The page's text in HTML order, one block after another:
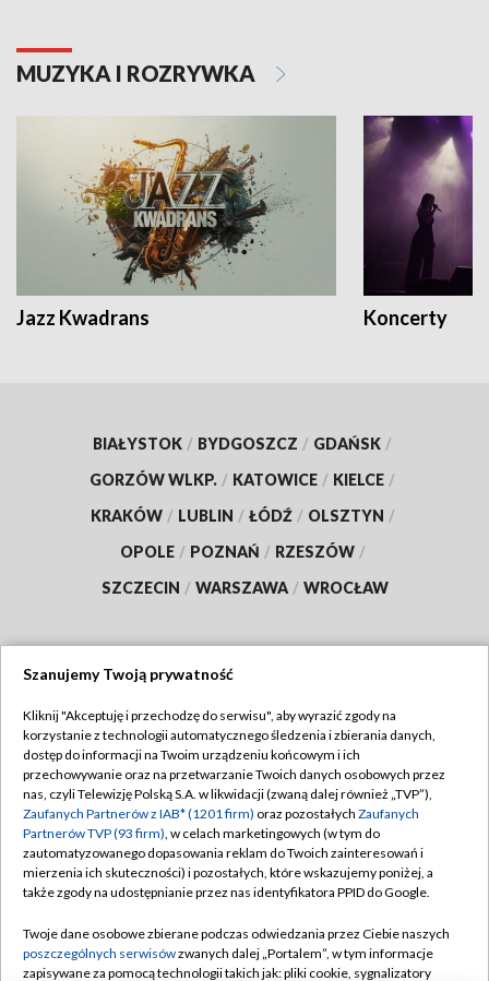
MUZYKA I ROZRYWKA
Jazz Kwadrans Koncerty
BIAŁYSTOK / BYDGOSZCZ / GDAŃSK /
GORZÓW WLKP. / KATOWICE / KIELCE /
KRAKÓW / LUBLIN / ŁÓDŹ / OLSZTYN /
OPOLE / POZNAŃ / RZESZÓW /
SZCZECIN / WARSZAWA / WROCŁAW
TVP
Abonament TVP
Emisja w TVP
Centrum informacji TVP
Naziemna Telewizja Cyfrowa
Rada Programowa
Regulamin TVP
Polityka prywatności
Moje zgody
Pomoc
Kontakt
Szanujemy Twoją prywatność
Kliknij "Akceptuję i przechodzę do serwisu", aby wyrazić zgody na
korzystanie z technologii automatycznego śledzenia i zbierania danych,
dostęp do informacji na Twoim urządzeniu końcowym i ich
przechowywanie oraz na przetwarzanie Twoich danych osobowych przez
nas, czyli Telewizję Polską S.A. w likwidacji (zwaną dalej również „TVP”),
Zaufanych Partnerów z IAB* (1201 firm) oraz pozostałych Zaufanych
Partnerów TVP (93 firm), w celach marketingowych (w tym do
zautomatyzowanego dopasowania reklam do Twoich zainteresowań i
mierzenia ich skuteczności) i pozostałych, które wskazujemy poniżej, a
także zgody na udostępnianie przez nas identyfikatora PPID do Google.
Twoje dane osobowe zbierane podczas odwiedzania przez Ciebie naszych
poszczególnych serwisówzwanych dalej „Portalem”, w tym informacje
zapisywane za pomocą technologii takich jak: pliki cookie, sygnalizatory